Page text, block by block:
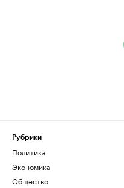
Рубрики
Политика
Экономика
Общество